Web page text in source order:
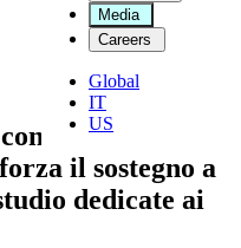
Media
Careers
Global
IT
US
il sostegno a
dedicate ai